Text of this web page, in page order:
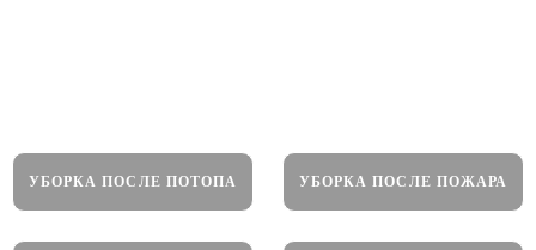
УБОРКА ПОСЛЕ ПОТОПА УБОРКА ПОСЛЕ ПОЖАРА